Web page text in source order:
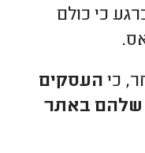
כי כולם
כי העסקים
שלהם באתר